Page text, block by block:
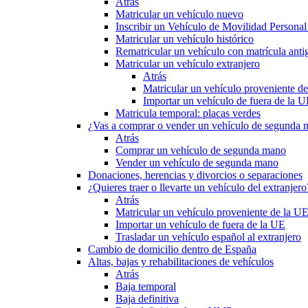
Matricular un vehículo nuevo
Inscribir un Vehículo de Movilidad
Matricular un vehículo histórico
Rematricular un vehículo con matrícula
Matricular un vehículo extranjero
Atrás
Matricular un vehículo proveniente
Importar un vehículo de fuera de la
Matricula temporal: placas verdes
¿Vas a comprar o vender un vehículo de segunda
Atrás
Comprar un vehículo de segunda mano
Vender un vehículo de segunda mano
Donaciones, herencias y divorcios o separaciones
¿Quieres traer o llevarte un vehículo del
Atrás
Matricular un vehículo proveniente de la UE
Importar un vehículo de fuera de la UE
Trasladar un vehículo español al extranjero
Cambio de domicilio dentro de España
Altas, bajas y rehabilitaciones de vehículos
Atrás
Baja temporal
Baja definitiva